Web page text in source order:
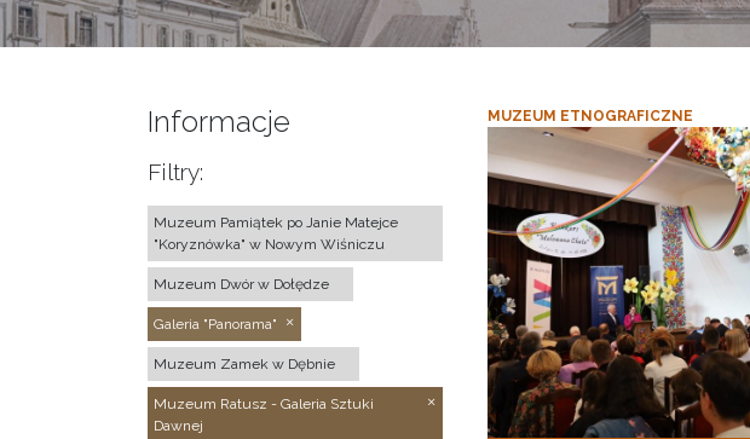
Informacje
Filtry:
Muzeum Pamiątek po Janie Matejce
"Koryznówka" w Nowym Wiśniczu
Muzeum Dwór w Dołędze
Galeria "Panorama"
Muzeum Zamek w Dębnie
Muzeum Ratusz - Galeria Sztuki
Dawnej
MUZEUM ETNOGRAFICZNE